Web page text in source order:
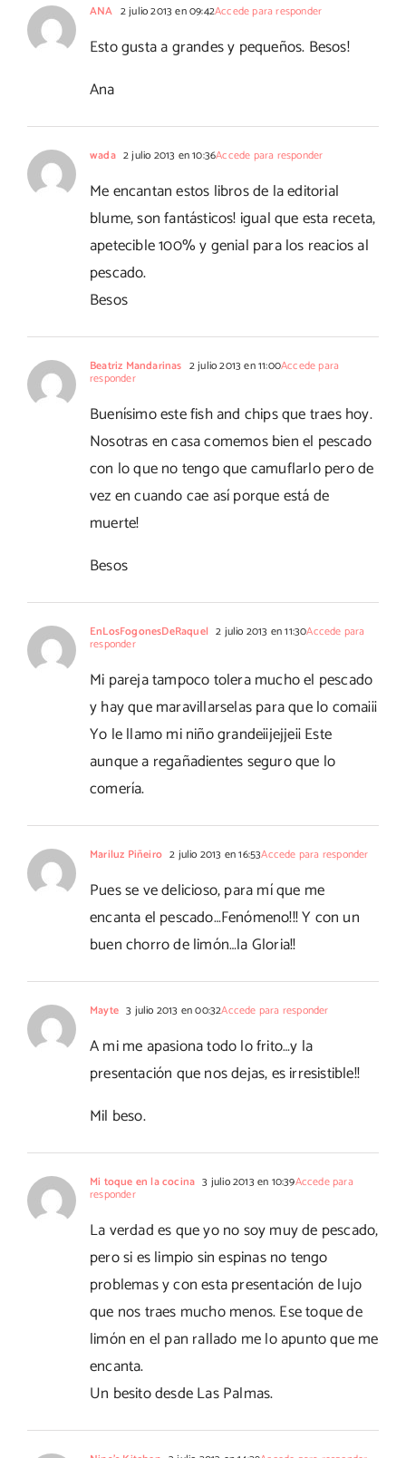
ANA 2 julio 2013 en 09:42Accede para responder
Esto gusta a grandes y pequeños. Besos!
Ana
wada 2 julio 2013 en 10:36Accede para responder
Me encantan estos libros de la editorial
blume, son fantásticos! igual que esta receta,
apetecible 100% y genial para los reacios al
pescado.
Besos
Beatriz Mandarinas 2 julio 2013 en 11:00Accede para
responder
Buenísimo este fish and chips que traes hoy.
Nosotras en casa comemos bien el pescado
con lo que no tengo que camuflarlo pero de
vez en cuando cae así porque está de
muerte!
Besos
EnLosFogonesDeRaquel 2 julio 2013 en 11:30Accede para
responder
Mi pareja tampoco tolera mucho el pescado
y hay que maravillarselas para que lo coma¡¡¡
Yo le llamo mi niño grande¡¡jejje¡¡ Este
aunque a regañadientes seguro que lo
comería.
Mariluz Piñeiro 2 julio 2013 en 16:53Accede para responder
Pues se ve delicioso, para mí que me
encanta el pescado…Fenómeno!!! Y con un
buen chorro de limón…la Gloria!!
Mayte 3 julio 2013 en 00:32Accede para responder
A mi me apasiona todo lo frito…y la
presentación que nos dejas, es irresistible!!
Mil beso.
Mi toque en la cocina 3 julio 2013 en 10:39Accede para
responder
La verdad es que yo no soy muy de pescado,
pero si es limpio sin espinas no tengo
problemas y con esta presentación de lujo
que nos traes mucho menos. Ese toque de
limón en el pan rallado me lo apunto que me
encanta.
Un besito desde Las Palmas.